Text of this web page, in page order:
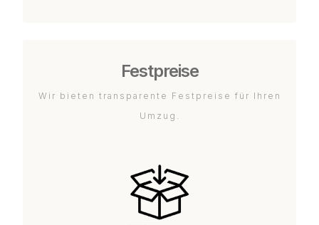
Festpreise
Wir bieten transparente Festpreise für Ihren
Umzug.